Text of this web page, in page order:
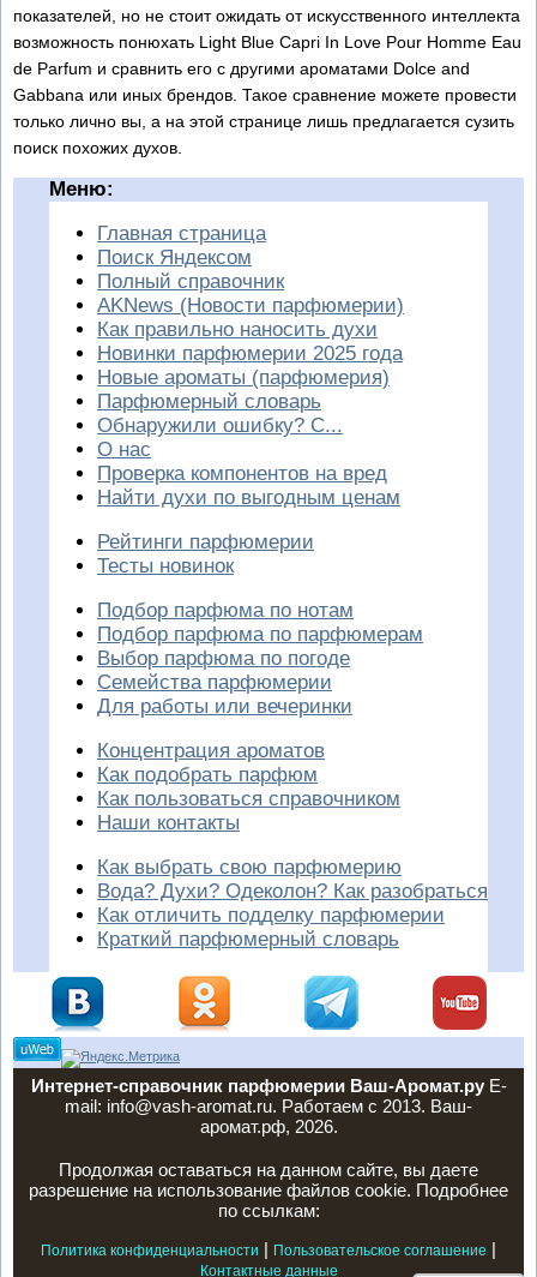
показателей, но не стоит ожидать от искусственного интеллекта
возможность понюхать Light Blue Capri In Love Pour Homme Eau
de Parfum и сравнить его с другими ароматами Dolce and
Gabbana или иных брендов. Такое сравнение можете провести
только лично вы, а на этой странице лишь предлагается сузить
поиск похожих духов.
Меню:
Главная страница
Поиск Яндексом
Полный справочник
AKNews (Новости парфюмерии)
Как правильно наносить духи
Новинки парфюмерии 2025 года
Новые ароматы (парфюмерия)
Парфюмерный словарь
Обнаружили ошибку? С...
О нас
Проверка компонентов на вред
Найти духи по выгодным ценам
Рейтинги парфюмерии
Тесты новинок
Подбор парфюма по нотам
Подбор парфюма по парфюмерам
Выбор парфюма по погоде
Семейства парфюмерии
Для работы или вечеринки
Концентрация ароматов
Как подобрать парфюм
Как пользоваться справочником
Наши контакты
Как выбрать свою парфюмерию
Вода? Духи? Одеколон? Как разобраться
Как отличить подделку парфюмерии
Краткий парфюмерный словарь
Интернет-справочник парфюмерии Ваш-Аромат.руE-
mail: info@vash-aromat.ru. Работаем с 2013. Ваш-
аромат.рф, 2026.
Продолжая оставаться на данном сайте, вы даете
разрешение на использование файлов cookie. Подробнее
по ссылкам:
Политика конфиденциальности | Пользовательское соглашение |
Контактные данные